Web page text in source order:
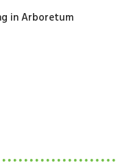
in Arboretum